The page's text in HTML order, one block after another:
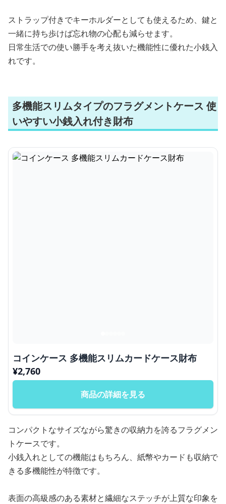
ストラップ付きでキーホルダーとしても使えるため、鍵と
一緒に持ち歩けば忘れ物の心配も減らせます。
日常生活での使い勝手を考え抜いた機能性に優れた小銭入
れです。
多機能スリムタイプのフラグメントケース 使
いやすい小銭入れ付き財布
コインケース 多機能スリムカードケース財布
¥2,760
商品の詳細を見る
コンパクトなサイズながら驚きの収納力を誇るフラグメン
トケースです。
小銭入れとしての機能はもちろん、紙幣やカードも収納で
きる多機能性が特徴です。
表面の高級感のある素材と繊細なステッチが上質な印象を